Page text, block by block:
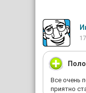
Все очень
приятно